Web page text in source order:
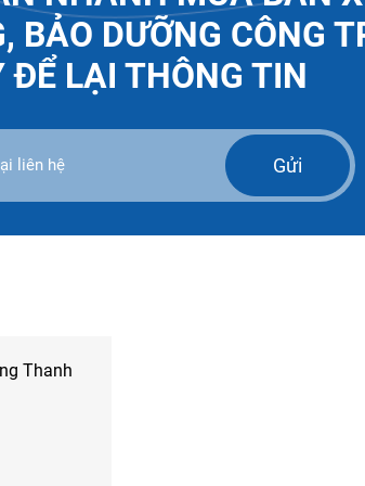
BẢO DƯỠNG CÔNG
ĐỂ LẠI THÔNG TIN
Gửi
Thanh